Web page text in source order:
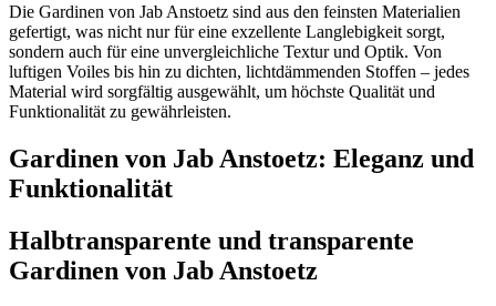
Die Gardinen von Jab Anstoetz sind aus den feinsten Materialien
gefertigt, was nicht nur für eine exzellente Langlebigkeit sorgt,
sondern auch für eine unvergleichliche Textur und Optik. Von
luftigen Voiles bis hin zu dichten, lichtdämmenden Stoffen – jedes
Material wird sorgfältig ausgewählt, um höchste Qualität und
Funktionalität zu gewährleisten.
Gardinen von Jab Anstoetz: Eleganz und
Funktionalität
Halbtransparente und transparente
Gardinen von Jab Anstoetz